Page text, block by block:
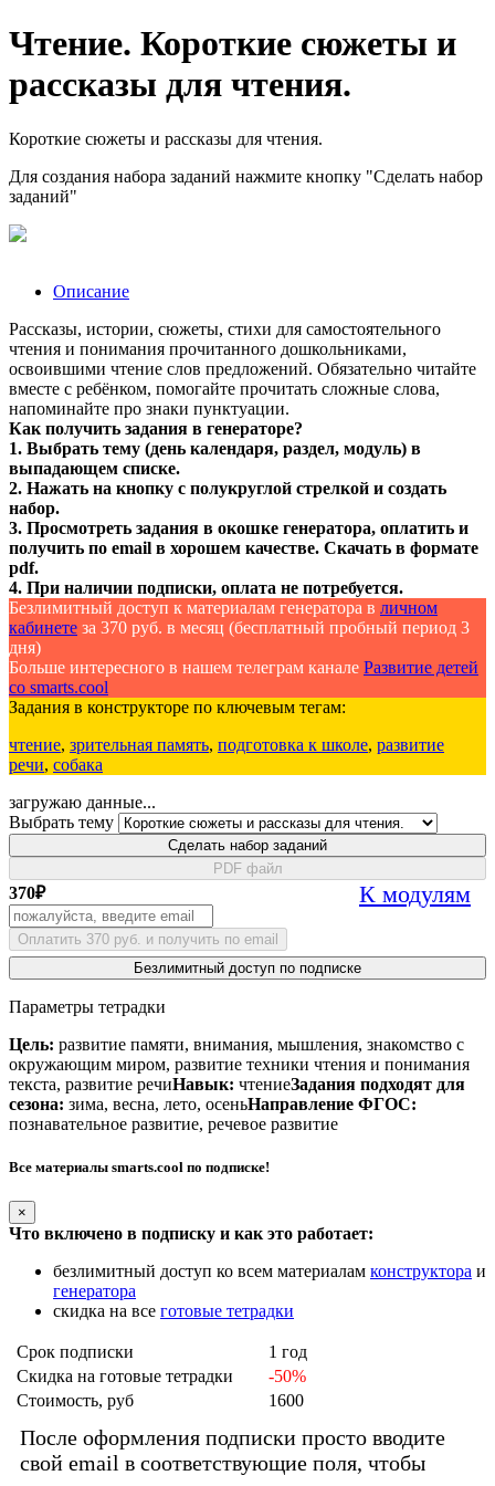
Чтение. Короткие сюжеты и
рассказы для чтения.
Короткие сюжеты и рассказы для чтения.
Для создания набора заданий нажмите кнопку "Сделать набор
заданий"
Описание
Рассказы, истории, сюжеты, стихи для самостоятельного
чтения и понимания прочитанного дошкольниками,
освоившими чтение слов предложений. Обязательно читайте
вместе с ребёнком, помогайте прочитать сложные слова,
напоминайте про знаки пунктуации.
Как получить задания в генераторе?
1. Выбрать тему (день календаря, раздел, модуль) в
выпадающем списке.
2. Нажать на кнопку с полукруглой стрелкой и создать
набор.
3. Просмотреть задания в окошке генератора, оплатить и
получить по email в хорошем качестве. Скачать в формате
pdf.
4. При наличии подписки, оплата не потребуется.
Безлимитный доступ к материалам генератора в личном
кабинете за 370 руб. в месяц (бесплатный пробный период 3
дня)
Больше интересного в нашем телеграм канале Развитие детей
со smarts.cool
Задания в конструкторе по ключевым тегам:
чтение, зрительная память, подготовка к школе, развитие
речи, собака
загружаю данные...
Выбрать тему
Сделать набор заданий
PDF файл
370₽ К модулям
Оплатить 370 руб. и получить по email
Безлимитный доступ по подписке
Параметры тетрадки
Цель: развитие памяти, внимания, мышления, знакомство с
окружающим миром, развитие техники чтения и понимания
текста, развитие речиНавык: чтениеЗадания подходят для
сезона: зима, весна, лето, осеньНаправление ФГОС:
познавательное развитие, речевое развитие
Все материалы smarts.cool по подписке!
×
Что включено в подписку и как это работает:
безлимитный доступ ко всем материалам конструктора и
генератора
скидка на все готовые тетрадки
Срок подписки
1 год
Скидка на готовые тетрадки
-50%
Стоимость, руб
1600
После оформления подписки просто вводите
свой email в соответствующие поля, чтобы